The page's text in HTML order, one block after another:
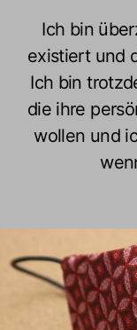
Ich bin
existiert und
Ich bin
die ihre
wollen und